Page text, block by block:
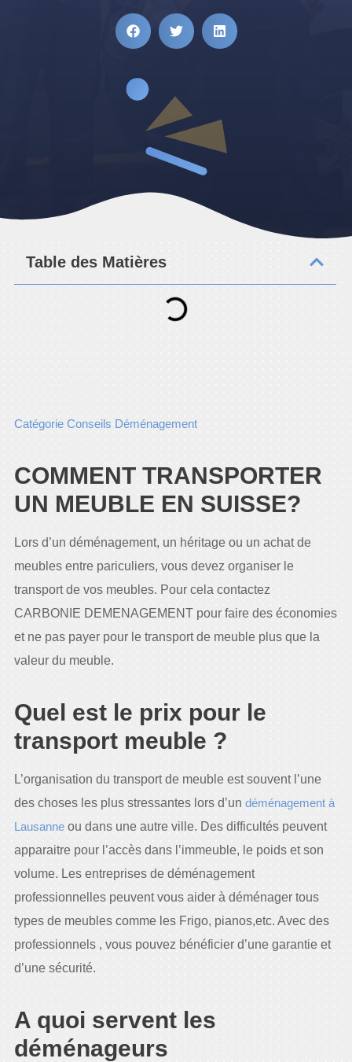
Table des Matières
Catégorie Conseils Déménagement
COMMENT TRANSPORTER
UN MEUBLE EN SUISSE?
Lors d’un déménagement, un héritage ou un achat de
meubles entre pariculiers, vous devez organiser le
transport de vos meubles. Pour cela contactez
CARBONIE DEMENAGEMENT pour faire des économies
et ne pas payer pour le transport de meuble plus que la
valeur du meuble.
Quel est le prix pour le
transport meuble ?
L’organisation du transport de meuble est souvent l’une
des choses les plus stressantes lors d’un déménagement à
Lausanneou dans une autre ville. Des difficultés peuvent
apparaitre pour l’accès dans l’immeuble, le poids et son
volume. Les entreprises de déménagement
professionnelles peuvent vous aider à déménager tous
types de meubles comme les Frigo, pianos,etc. Avec des
professionnels , vous pouvez bénéficier d’une garantie et
d’une sécurité.
A quoi servent les
déménageurs